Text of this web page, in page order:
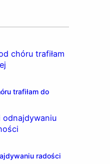
trafiłam do
radości